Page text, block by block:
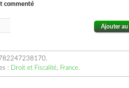
commenté
Ajouter au
.
: Droit et Fiscalité, France.